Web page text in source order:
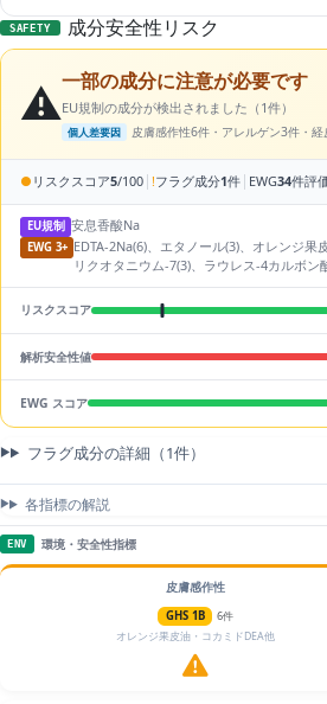
SAFETY 成分安全性リスク
⚠️一部の成分に注意が必要です
EU規制の成分が検出されました（1件）
個人差要因 皮膚感作性6件・アレルゲン3件・
● リスクスコア5/100 | !フラグ成分1件 | EWG34件評
EU規制 安息香酸Na
EWG 3+ EDTA-2Na(6)、エタノール(3)、オレンジ
リクオタニウム-7(3)、ラウレス-4カルボ
リスクスコア
解析安全性値
EWG スコア
フラグ成分の詳細（1件）
各指標の解説
ENV 環境・安全性指標
皮膚感作性
GHS 1B
6件
オレンジ果皮油・コカミドDEA他